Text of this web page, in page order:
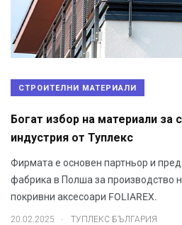
СТРОИТЕЛНИ МАТЕРИАЛИ
Богат избор на материали за
индустрия от Туплекс
Фирмата е основен партньор и
фабрика в Полша за производство
покривни аксесоари FOLIAREX.
20.02.2025 . ТУПЛЕКС БЪЛГАРИЯ